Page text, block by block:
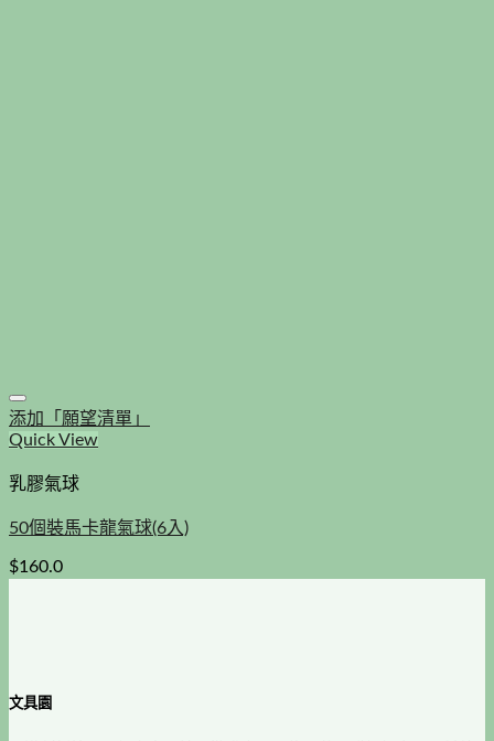
添加「願望清單」
Quick View
乳膠氣球
50個裝馬卡龍氣球(6入)
$160.0
文具園